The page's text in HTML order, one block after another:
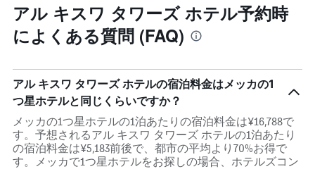
アル キスワ タワーズ ホテル予約時
によくある質問 (FAQ)
アル キスワ タワーズ ホテルの宿泊料金はメッカの1
つ星ホテルと同じくらいですか？
メッカの1つ星ホテルの1泊あたりの宿泊料金は¥16,788で
す。予想されるアル キスワ タワーズ ホテルの1泊あたり
の宿泊料金は¥5,183前後で、都市の平均より70%お得で
す。メッカで1つ星ホテルをお探しの場合、ホテルズコン